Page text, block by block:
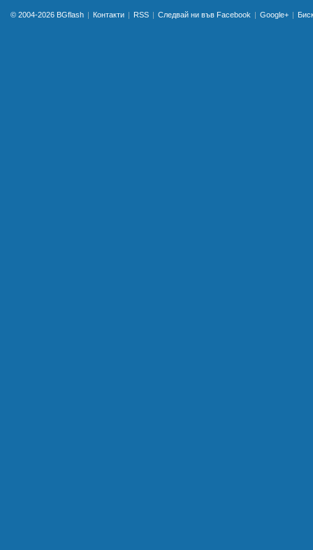
© 2004-2026 BGflash Контакти RSS Следвай ни във Facebook Google+